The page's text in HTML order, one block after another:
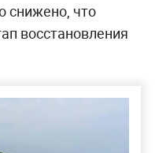
снижено, что
восстановления